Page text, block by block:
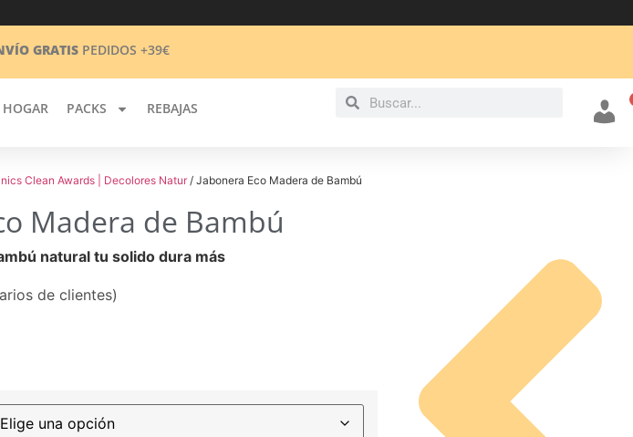
GRATIS PEDIDOS +39€
HOGAR PACKS REBAJAS
Mi
Clean Awards | Decolores Natur/ Jabonera Eco Madera de Bambú
Madera de Bambú
natural tu solido dura más
de clientes)